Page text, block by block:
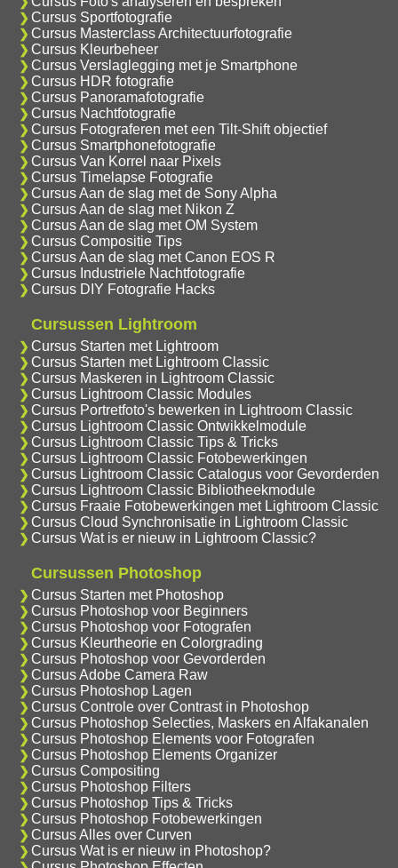
Cursus Sportfotografie
Cursus Masterclass Architectuurfotografie
Cursus Kleurbeheer
Cursus Verslaglegging met je Smartphone
Cursus HDR fotografie
Cursus Panoramafotografie
Cursus Nachtfotografie
Cursus Fotograferen met een Tilt-Shift objectief
Cursus Smartphonefotografie
Cursus Van Korrel naar Pixels
Cursus Timelapse Fotografie
Cursus Aan de slag met de Sony Alpha
Cursus Aan de slag met Nikon Z
Cursus Aan de slag met OM System
Cursus Compositie Tips
Cursus Aan de slag met Canon EOS R
Cursus Industriele Nachtfotografie
Cursus DIY Fotografie Hacks
Cursussen Lightroom
Cursus Starten met Lightroom
Cursus Starten met Lightroom Classic
Cursus Maskeren in Lightroom Classic
Cursus Lightroom Classic Modules
Cursus Portretfoto's bewerken in Lightroom Classic
Cursus Lightroom Classic Ontwikkelmodule
Cursus Lightroom Classic Tips & Tricks
Cursus Lightroom Classic Fotobewerkingen
Cursus Lightroom Classic Catalogus voor Gevorderden
Cursus Lightroom Classic Bibliotheekmodule
Cursus Fraaie Fotobewerkingen met Lightroom Classic
Cursus Cloud Synchronisatie in Lightroom Classic
Cursus Wat is er nieuw in Lightroom Classic?
Cursussen Photoshop
Cursus Starten met Photoshop
Cursus Photoshop voor Beginners
Cursus Photoshop voor Fotografen
Cursus Kleurtheorie en Colorgrading
Cursus Photoshop voor Gevorderden
Cursus Adobe Camera Raw
Cursus Photoshop Lagen
Cursus Controle over Contrast in Photoshop
Cursus Photoshop Selecties, Maskers en Alfakanalen
Cursus Photoshop Elements voor Fotografen
Cursus Photoshop Elements Organizer
Cursus Compositing
Cursus Photoshop Filters
Cursus Photoshop Tips & Tricks
Cursus Photoshop Fotobewerkingen
Cursus Alles over Curven
Cursus Wat is er nieuw in Photoshop?